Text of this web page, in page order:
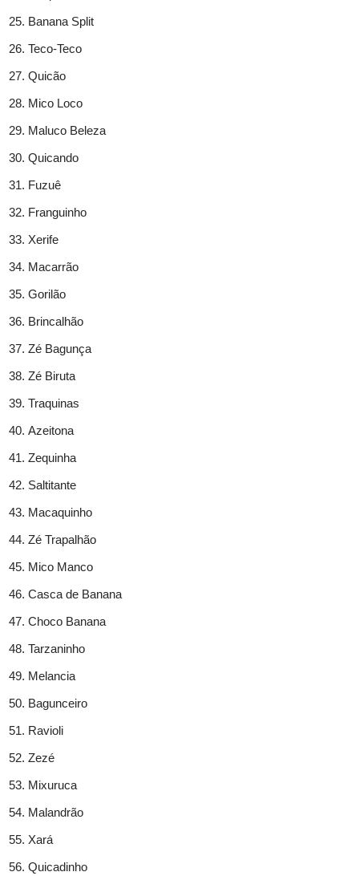
Banana Split
Teco-Teco
Quicão
Mico Loco
Maluco Beleza
Quicando
Fuzuê
Franguinho
Xerife
Macarrão
Gorilão
Brincalhão
Zé Bagunça
Zé Biruta
Traquinas
Azeitona
Zequinha
Saltitante
Macaquinho
Zé Trapalhão
Mico Manco
Casca de Banana
Choco Banana
Tarzaninho
Melancia
Bagunceiro
Ravioli
Zezé
Mixuruca
Malandrão
Xará
Quicadinho